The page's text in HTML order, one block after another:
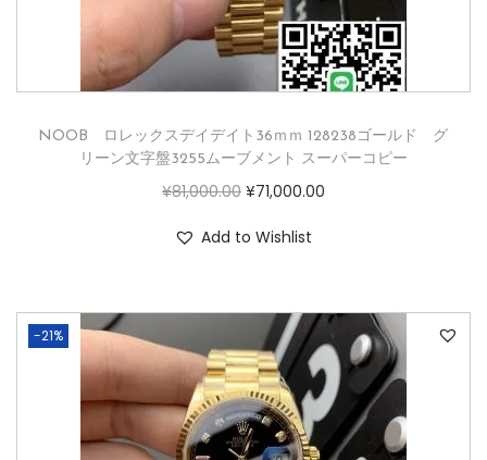
NOOB ロレックスデイデイト36ｍｍ 128238ゴールド グ
リーン文字盤3255ムーブメント スーパーコピー
¥81,000.00 ¥71,000.00
Add to Wishlist
-21%